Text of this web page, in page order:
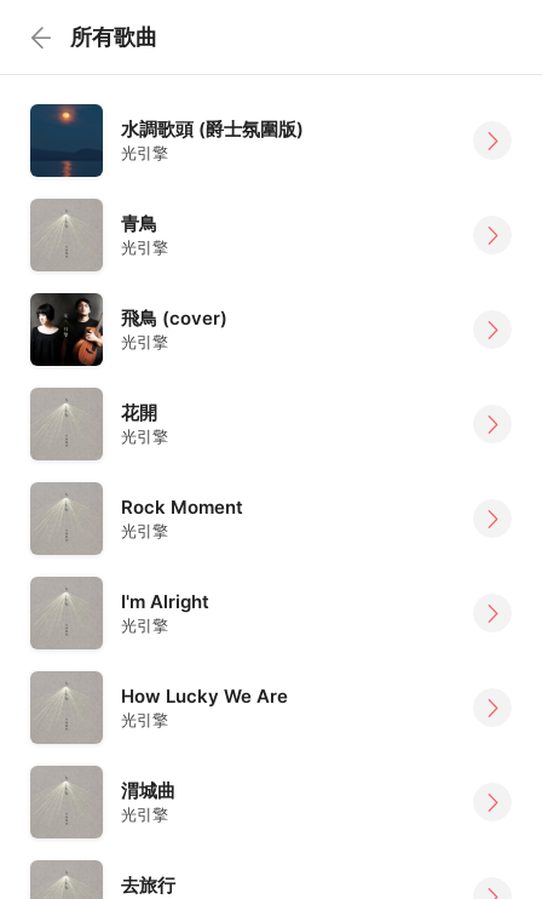
所有歌曲
水調歌頭 (爵士氛圍版)
光引擎
青鳥
光引擎
飛鳥 (cover)
光引擎
花開
光引擎
Rock Moment
光引擎
I'm Alright
光引擎
How Lucky We Are
光引擎
渭城曲
光引擎
去旅行